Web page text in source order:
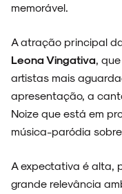
ESPECIAIS
FAIXA A FAIXA
memorável.
A atração principal
Leona Vingativa,
artistas mais
apresentação, a
Noize que está em
música-paródia
A expectativa é alta,
grande relevância